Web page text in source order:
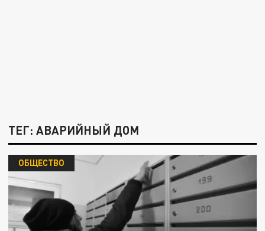
ТЕГ: АВАРИЙНЫЙ ДОМ
ОБЩЕСТВО